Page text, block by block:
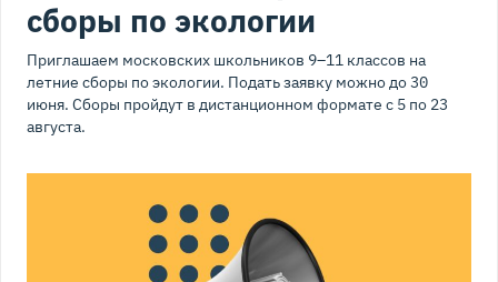
сборы по экологии
Приглашаем московских школьников 9–11 классов на
летние сборы по экологии. Подать заявку можно до 30
июня. Сборы пройдут в дистанционном формате с 5 по 23
августа.